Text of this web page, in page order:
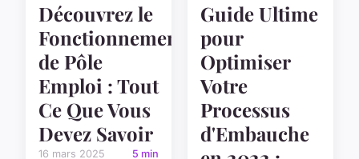
Découvrez le
Fonctionnement
de Pôle
Emploi : Tout
Ce Que Vous
Devez Savoir
16 mars 2025 5 min
Guide Ultime
pour
Optimiser
Votre
Processus
d'Embauche